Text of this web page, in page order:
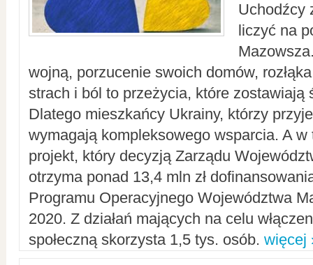
Uchodźcy
liczyć na
wojną, porzucenie swoich domów,
strach i ból to przeżycia, które zostawiają
Dlatego mieszkańcy Ukrainy, którzy
wymagają kompleksowego wsparcia. A w
projekt, który decyzją Zarządu
otrzyma ponad 13,4 mln zł
Programu Operacyjnego Województwa
2020. Z działań mających na celu
społeczną skorzysta 1,5 tys. osób. więcej